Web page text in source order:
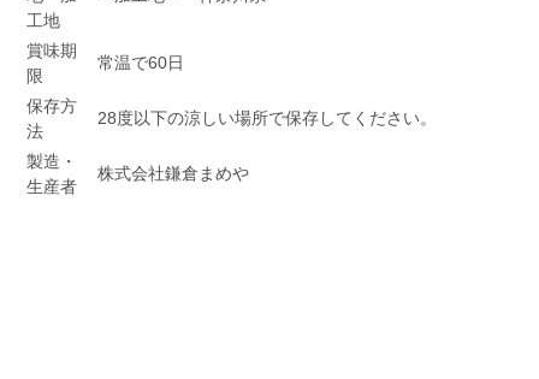
工地
賞味期
限
常温で60日
保存方
法
28度以下の涼しい場所で保存してください。
製造・
生産者
株式会社鎌倉まめや